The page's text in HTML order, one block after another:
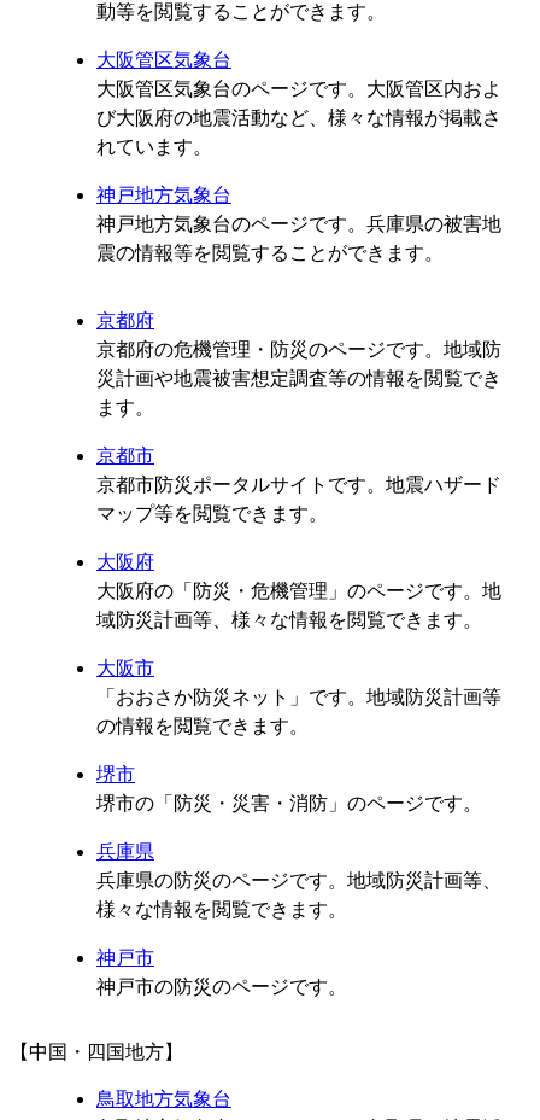
動等を閲覧することができます。
大阪管区気象台
大阪管区気象台のページです。大阪管区内およ
び大阪府の地震活動など、様々な情報が掲載さ
れています。
神戸地方気象台
神戸地方気象台のページです。兵庫県の被害地
震の情報等を閲覧することができます。
京都府
京都府の危機管理・防災のページです。地域防
災計画や地震被害想定調査等の情報を閲覧でき
ます。
京都市
京都市防災ポータルサイトです。地震ハザード
マップ等を閲覧できます。
大阪府
大阪府の「防災・危機管理」のページです。地
域防災計画等、様々な情報を閲覧できます。
大阪市
「おおさか防災ネット」です。地域防災計画等
の情報を閲覧できます。
堺市
堺市の「防災・災害・消防」のページです。
兵庫県
兵庫県の防災のページです。地域防災計画等、
様々な情報を閲覧できます。
神戸市
神戸市の防災のページです。
【中国・四国地方】
鳥取地方気象台